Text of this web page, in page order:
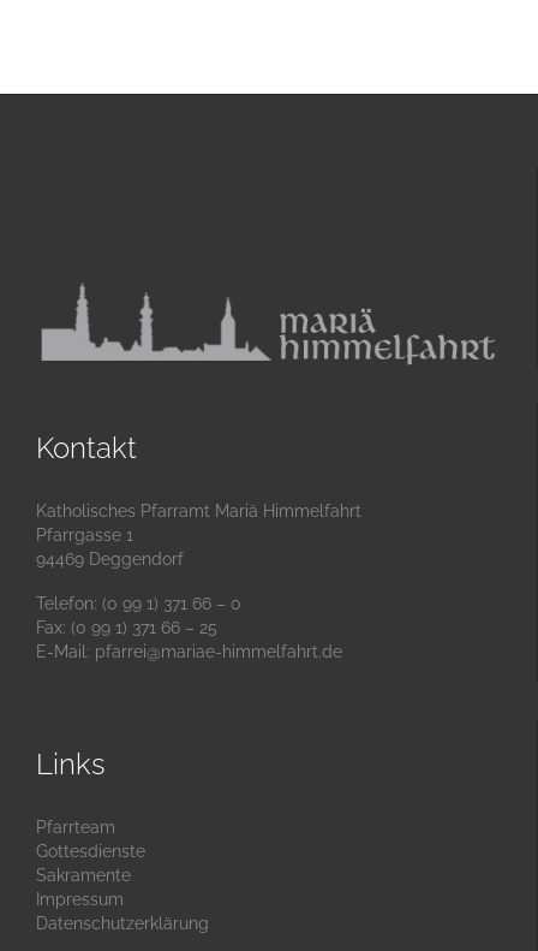
Kontakt
Katholisches Pfarramt Mariä Himmelfahrt
Pfarrgasse 1
94469 Deggendorf
Telefon: (0 99 1) 371 66 – 0
Fax: (0 99 1) 371 66 – 25
E-Mail: pfarrei@mariae-himmelfahrt.de
Links
Pfarrteam
Gottesdienste
Sakramente
Impressum
Datenschutzerklärung